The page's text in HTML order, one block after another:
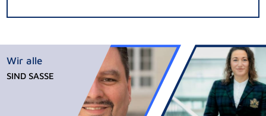
Wir alle
SIND SASSE